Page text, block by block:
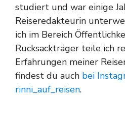
studiert und war einige
Reiseredakteurin
ich im Bereich
Rucksackträger teile ich
Erfahrungen meiner
findest du auch bei
rinni_auf_reisen.